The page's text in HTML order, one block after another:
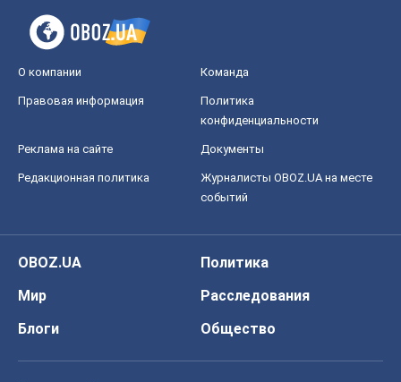
О компании Команда
Правовая информация
Политика
конфиденциальности
Реклама на сайте Документы
Редакционная политика
Журналисты OBOZ.UA на месте
событий
OBOZ.UA
Политика
Мир
Расследования
Блоги
Общество